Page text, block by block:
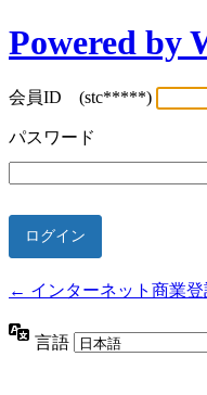
Powered by
会員ID (stc*****)
パスワード
← インターネット商業登
言語